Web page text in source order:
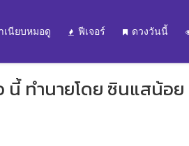
เนียบหมอดู ฟีเจอร์ ดวงวันนี้
นี้ ทำนายโดย ซินแสน้อ